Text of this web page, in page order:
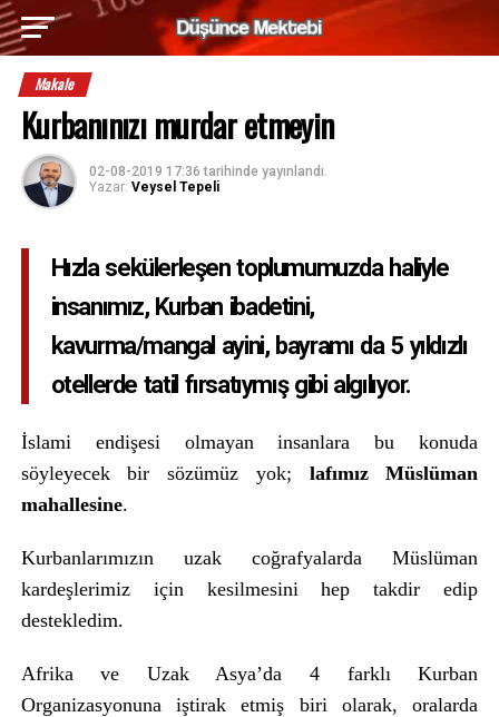
Makale
Kurbanınızı murdar etmeyin
02-08-2019 17:36 tarihinde yayınlandı.
Yazar: Veysel Tepeli
Hızla sekülerleşen toplumumuzda haliyle
insanımız, Kurban ibadetini,
kavurma/mangal ayini, bayramı da 5 yıldızlı
otellerde tatil fırsatıymış gibi algılıyor.
İslami endişesi olmayan insanlara bu konuda
söyleyecek bir sözümüz yok; lafımız Müslüman
mahallesine.
Kurbanlarımızın uzak coğrafyalarda Müslüman
kardeşlerimiz için kesilmesini hep takdir edip
destekledim.
Afrika ve Uzak Asya’da 4 farklı Kurban
Organizasyonuna iştirak etmiş biri olarak, oralarda